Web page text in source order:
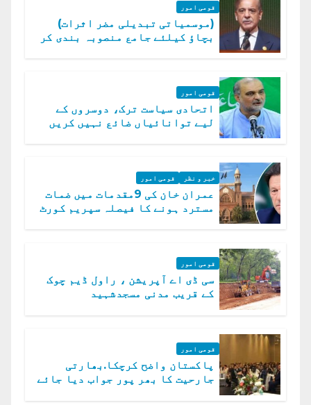
قومی امور
(موسمیاتی تبدیلی مضر اثرات)
بچاؤ کیلئے جامع منصوبہ بندی کر
قومی امور
اتحادی سیاست ترک، دوسروں کے
لیے توانائیاں ضائع نہیں کریں
خبر و نظر قومی امور
عمران خان کی 9مقدمات میں ضمات
مسترد ہونے کا فیصلہ سپریم کورٹ
قومی امور
سی ڈی اے آپریشن ، راول ڈیم چوک
کے قریب مدنی مسجدشہید
قومی امور
پاکستان واضح کرچکا.بھارتی
جارحیت کا بھر پور جواب دیا جائے